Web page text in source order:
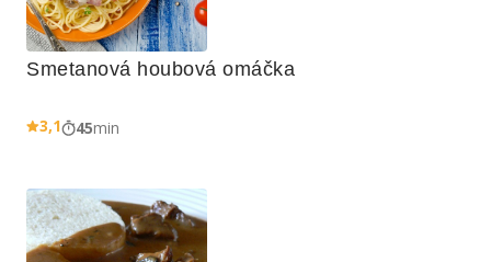
Smetanová houbová omáčka
3,1 45min